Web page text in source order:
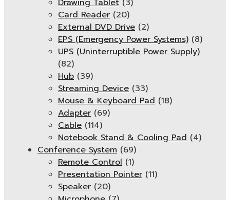
Drawing Tablet (3)
Card Reader (20)
External DVD Drive (2)
EPS (Emergency Power Systems) (8)
UPS (Uninterruptible Power Supply)
(82)
Hub (39)
Streaming Device (33)
Mouse & Keyboard Pad (18)
Adapter (69)
Cable (114)
Notebook Stand & Cooling Pad (4)
Conference System (69)
Remote Control (1)
Presentation Pointer (11)
Speaker (20)